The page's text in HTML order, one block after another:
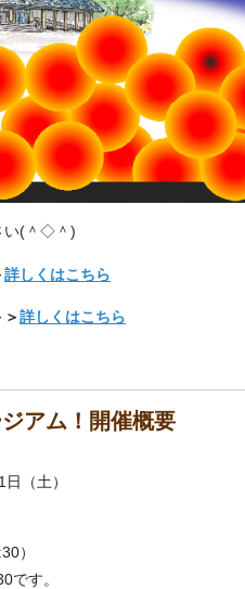
い(＾◇＾)
詳しくはこちら
詳しくはこちら
アム！開催概要
（土）
）
です。